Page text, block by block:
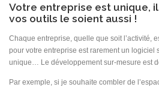
Votre entreprise est unique,
vos outils le soient aussi !
Chaque entreprise, quelle que soit l’activité,
pour votre entreprise est rarement un logiciel
unique… Le développement sur-mesure est
Par exemple, si je souhaite combler de